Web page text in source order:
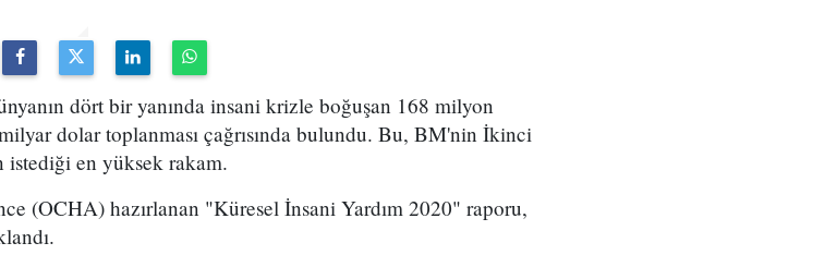
dört bir yanında insani krizle boğuşan 168 milyon
dolar toplanması çağrısında bulundu. Bu, BM'nin İkinci
istediği en yüksek rakam.
(OCHA) hazırlanan "Küresel İnsani Yardım 2020" raporu,